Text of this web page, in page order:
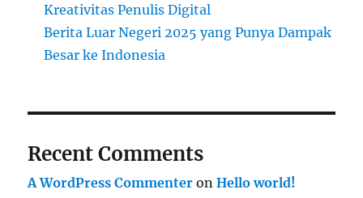
Kreativitas Penulis Digital
Berita Luar Negeri 2025 yang Punya Dampak
Besar ke Indonesia
Recent Comments
A WordPress Commenter onHello world!